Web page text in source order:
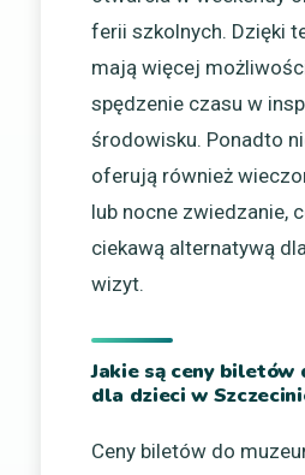
ferii szkolnych. Dzięki
mają więcej
spędzenie czasu w
środowisku. Ponadto
oferują również
lub nocne zwiedzanie,
ciekawą alternatywą
wizyt.
Jakie są ceny biletów
dla dzieci w
Ceny biletów do